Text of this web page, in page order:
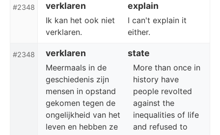
#2348 verklaren explain
Ik kan het ook niet
verklaren.
I can't explain it
either.
#2348 verklaren state
Meermaals in de
geschiedenis zijn
mensen in opstand
gekomen tegen de
ongelijkheid van het
leven en hebben ze
More than once in
history have
people revolted
against the
inequalities of life
and refused to